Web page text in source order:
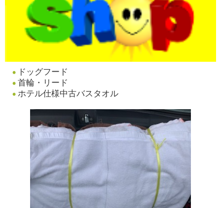
ドッグフード
首輪・リード
ホテル仕様中古バスタオル